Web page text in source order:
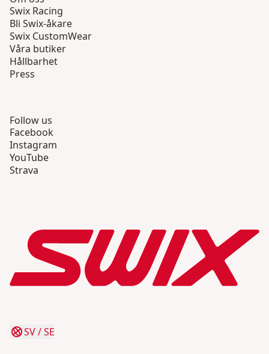
Swix Racing
Bli Swix-åkare
Swix CustomWear
Våra butiker
Hållbarhet
Press
Follow us
Facebook
Instagram
YouTube
Strava
SV/SE